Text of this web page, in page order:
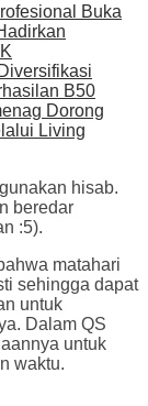
Buka
B50
Dorong
Living
hisab.
beredar
:5).
matahari
sehingga dapat
untuk
Dalam QS
untuk
waktu.